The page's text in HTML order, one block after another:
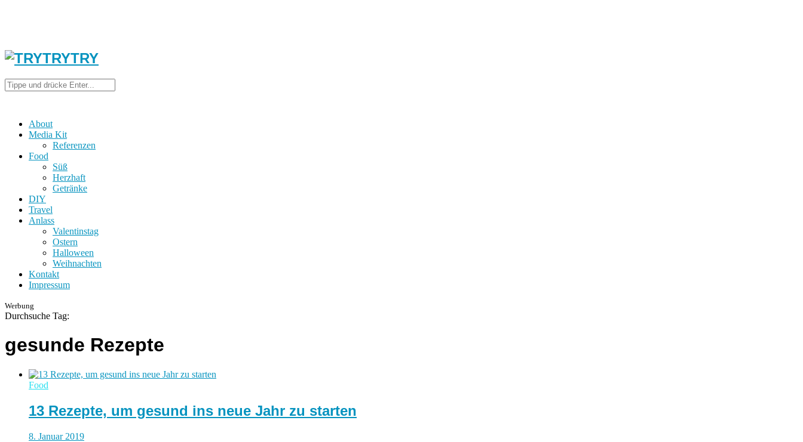
About
Media Kit
Referenzen
Food
Süß
Herzhaft
Getränke
DIY
Travel
Anlass
Valentinstag
Ostern
Halloween
Weihnachten
Kontakt
Impressum
Werbung
Durchsuche Tag:
gesunde Rezepte
Food
13 Rezepte, um gesund ins neue Jahr zu starten
8. Januar 2019